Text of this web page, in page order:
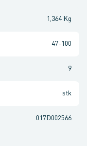
1,364 Kg
47-100
9
stk
017D002566